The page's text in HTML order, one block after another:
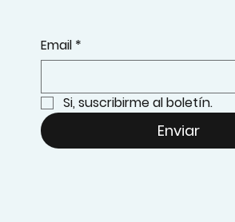
Email *
Si, suscribirme al boletín.
Enviar